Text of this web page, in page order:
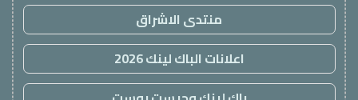
منتدى الاشراق
اعلانات الباك لينك 2026